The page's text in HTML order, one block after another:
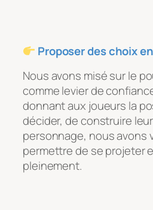
Proposer des choix
Nous avons misé sur le
comme levier de
donnant aux joueurs la
décider, de construire
personnage, nous avons
permettre de se projeter
pleinement.